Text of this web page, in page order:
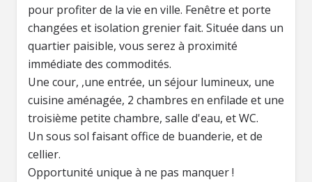
pour profiter de la vie en ville. Fenêtre et porte
changées et isolation grenier fait. Située dans un
quartier paisible, vous serez à proximité
immédiate des commodités.
Une cour, ,une entrée, un séjour lumineux, une
cuisine aménagée, 2 chambres en enfilade et une
troisième petite chambre, salle d'eau, et WC.
Un sous sol faisant office de buanderie, et de
cellier.
Opportunité unique à ne pas manquer !